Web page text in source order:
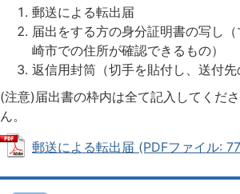
郵送による転出届
届出をする方の身分証明書の写し
崎市での住所が確認できるもの）
返信用封筒（切手を貼付し、送付先
(注意)届出書の枠内は全て記入してくだ
ん。
郵送による転出届 (PDFファイル: